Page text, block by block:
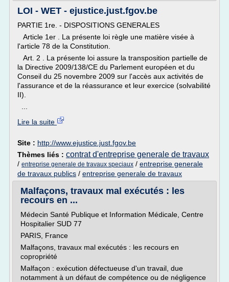
LOI - WET - ejustice.just.fgov.be
PARTIE 1re. - DISPOSITIONS GENERALES
Article 1er . La présente loi règle une matière visée à
l'article 78 de la Constitution.
Art. 2 . La présente loi assure la transposition partielle de
la Directive 2009/138/CE du Parlement européen et du
Conseil du 25 novembre 2009 sur l'accès aux activités de
l'assurance et de la réassurance et leur exercice (solvabilité
II).
Lire la suite
Site : http://www.ejustice.just.fgov.be
Thèmes liés : contrat d'entreprise generale de travaux
/ entreprise generale de travaux speciaux / entreprise generale
de travaux publics / entreprise generale de travaux
Malfaçons, travaux mal exécutés : les
recours en ...
Médecin Santé Publique et Information Médicale, Centre
Hospitalier SUD 77
PARIS, France
Malfaçons, travaux mal exécutés : les recours en
copropriété
Malfaçon : exécution défectueuse d'un travail, due
notamment à un défaut de compétence ou de négligence